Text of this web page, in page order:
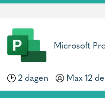
Microsoft
2 dagen
Max 12